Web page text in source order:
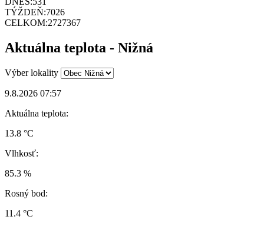
TÝŽDEŇ:7026
CELKOM:2727367
Aktuálna teplota - Nižná
Výber lokality
9.8.2026 07:57
Aktuálna teplota:
13.8 °C
Vlhkosť:
85.3 %
Rosný bod:
11.4 °C